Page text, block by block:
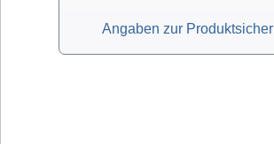
Angaben zur